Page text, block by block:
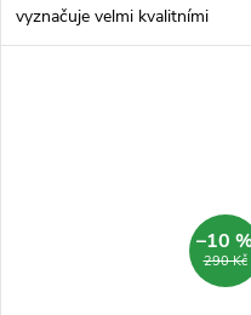
vyznačuje velmi kvalitními
materiály, které dodá Vaší
290 Kč
–10